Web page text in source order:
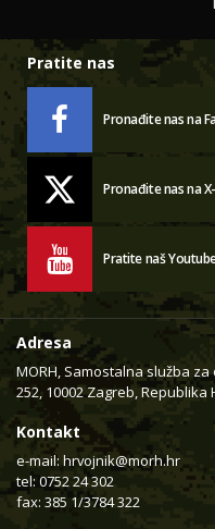
Pratite nas
Pronađite nas na
Pronađite nas na
Pratite naš
Adresa
MORH, Samostalna služba
252, 10002 Zagreb, Republika
Kontakt
e-mail: hrvojnik@morh.hr
tel: 0752 24 302
fax: 385 1/3784 322